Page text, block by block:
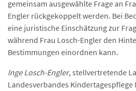
gemeinsam ausgewählte Frage an
Engler rückgekoppelt werden. Bei
eine juristische Einschätzung zur
während Frau Losch-Engler den
Bestimmungen einordnen kann.
Inge Losch-Engler, stellvertretende
Landesverbandes Kindertagespflege